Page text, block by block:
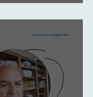
të Hazir